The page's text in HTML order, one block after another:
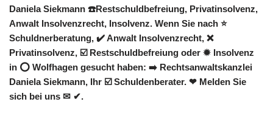
Daniela Siekmann ☎️Restschuldbefreiung, Privatinsolvenz,
Anwalt Insolvenzrecht, Insolvenz. Wenn Sie nach ⭐
Schuldnerberatung, ✔️ Anwalt Insolvenzrecht, ❌
Privatinsolvenz, ☑️ Restschuldbefreiung oder ✹ Insolvenz
in ⭕ Wolfhagen gesucht haben: ➡️ Rechtsanwaltskanzlei
Daniela Siekmann, Ihr ☑️ Schuldenberater. ❤ Melden Sie
sich bei uns ✉ ✔.